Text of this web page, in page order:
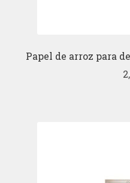
Papel de arroz para